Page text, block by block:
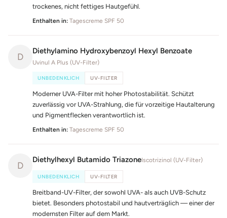
trockenes, nicht fettiges Hautgefühl.
Enthalten in: Tagescreme SPF 50
D
Diethylamino Hydroxybenzoyl Hexyl Benzoate
Uvinul A Plus (UV-Filter)
UNBEDENKLICH UV-FILTER
Moderner UVA-Filter mit hoher Photostabilität. Schützt
zuverlässig vor UVA-Strahlung, die für vorzeitige Hautalterung
und Pigmentflecken verantwortlich ist.
Enthalten in: Tagescreme SPF 50
D
Diethylhexyl Butamido TriazoneIscotrizinol (UV-Filter)
UNBEDENKLICH UV-FILTER
Breitband-UV-Filter, der sowohl UVA- als auch UVB-Schutz
bietet. Besonders photostabil und hautverträglich — einer der
modernsten Filter auf dem Markt.